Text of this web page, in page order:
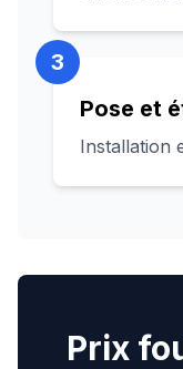
3
Pose et
Installation
Prix